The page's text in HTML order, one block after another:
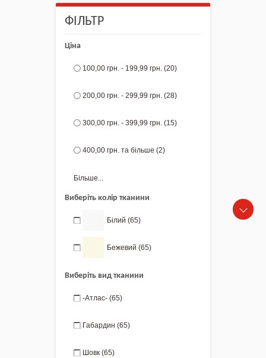
ФІЛЬТР
Ціна
100,00 грн. - 199,99 грн. (20)
200,00 грн. - 299,99 грн. (28)
300,00 грн. - 399,99 грн. (15)
400,00 грн. та більше (2)
Більше...
Виберіть колір тканини
Білий (65)
Бежевий (65)
Виберіть вид тканини
-Атлас- (65)
Габардин (65)
Шовк (65)